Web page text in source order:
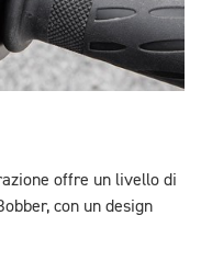
offre un livello di
con un design